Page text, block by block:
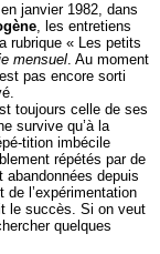
janvier 1982, dans
, les entretiens
rubrique « Les petits
mensuel. Au moment
pas encore sorti
toujours celle de ses
survive qu’à la
tition imbécile
répétés par de
depuis
de l’expérimentation
le succès. Si on veut
quelques